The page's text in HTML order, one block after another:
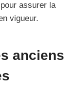
assurer la
vigueur.
anciens